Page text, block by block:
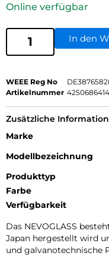
Online verfügbar
In den
WEEE Reg No
Artikelnummer
Zusätzliche
Marke
Modellbezeichnung
Produkttyp
Farbe
Verfügbarkeit
Das NEVOGLASS
Japan hergestellt wird
und galvanotechnische